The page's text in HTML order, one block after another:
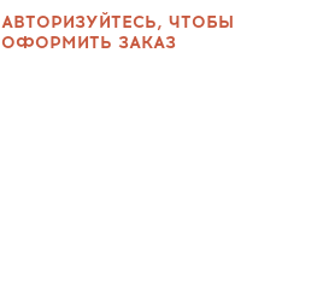
АВТОРИЗУЙТЕСЬ, ЧТОБЫ
ОФОРМИТЬ ЗАКАЗ